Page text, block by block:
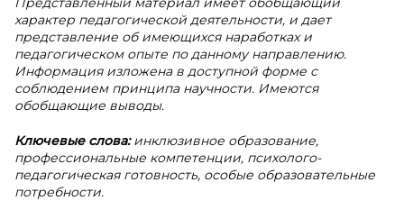
характер педагогической деятельности, и дает
представление об имеющихся наработках и
педагогическом опыте по данному направлению.
Информация изложена в доступной форме с
соблюдением принципа научности. Имеются
обобщающие выводы.
Ключевые слова:инклюзивное образование,
профессиональные компетенции, психолого-
педагогическая готовность, особые образовательные
потребности.